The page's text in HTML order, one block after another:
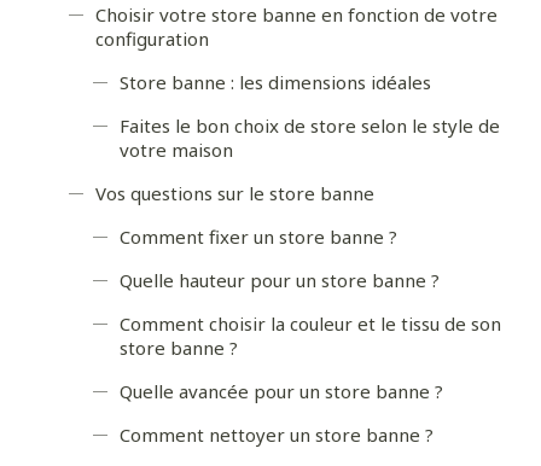
Choisir votre store banne en fonction de votre
configuration
Store banne : les dimensions idéales
Faites le bon choix de store selon le style de
votre maison
Vos questions sur le store banne
Comment fixer un store banne ?
Quelle hauteur pour un store banne ?
Comment choisir la couleur et le tissu de son
store banne ?
Quelle avancée pour un store banne ?
Comment nettoyer un store banne ?